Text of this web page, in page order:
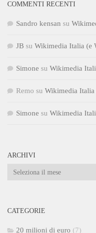
COMMENTI RECENTI
Sandro kensan su
JB su Wikimedia Italia (e
Simone su Wikimedia
Remo su Wikimedia
Simone su Wikimedia
ARCHIVI
Archivi
CATEGORIE
20 milioni di euro (7)